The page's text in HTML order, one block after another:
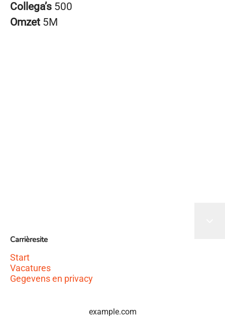
Collega’s 500
Omzet 5M
Carrièresite
Start
Vacatures
Gegevens en privacy
example.com